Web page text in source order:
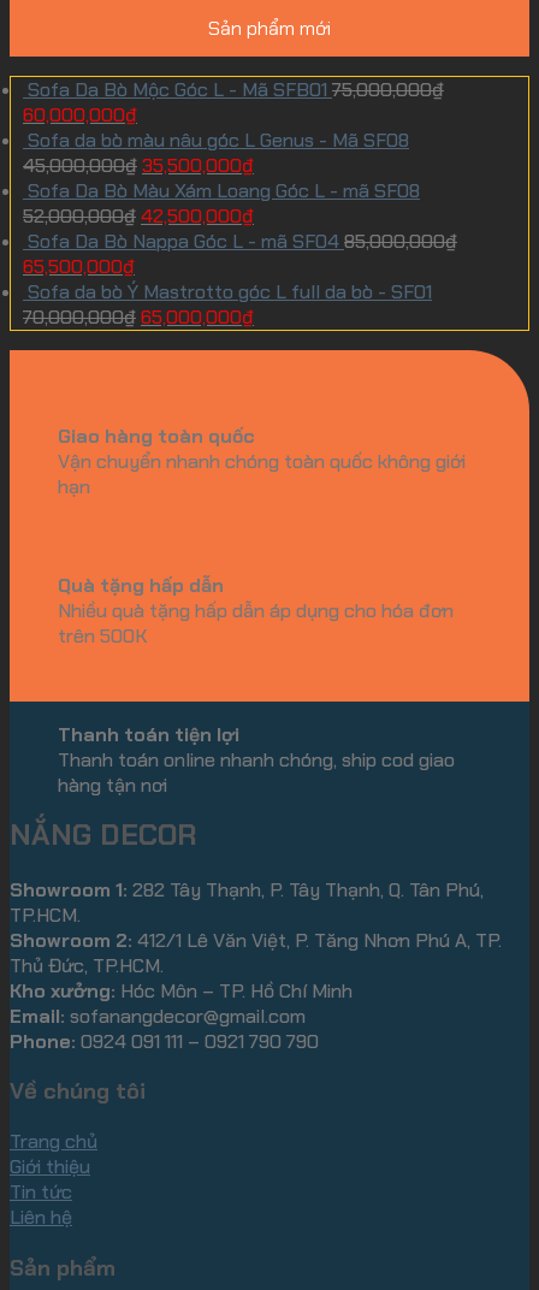
Sản phẩm mới
Sofa Da Bò Mộc Góc L - Mã SFB01 75,000,000₫
60,000,000₫
Sofa da bò màu nâu góc L Genus - Mã SF08
45,000,000₫35,500,000₫
Sofa Da Bò Màu Xám Loang Góc L - mã SF08
52,000,000₫42,500,000₫
Sofa Da Bò Nappa Góc L - mã SF0485,000,000₫
65,500,000₫
Sofa da bò Ý Mastrotto góc L full da bò - SF01
70,000,000₫65,000,000₫
Giao hàng toàn quốc
Vận chuyển nhanh chóng toàn quốc không giới
hạn
Quà tặng hấp dẫn
Nhiều quà tặng hấp dẫn áp dụng cho hóa đơn
trên 500K
Thanh toán tiện lợi
Thanh toán online nhanh chóng, ship cod giao
hàng tận nơi
NẮNG DECOR
Showroom 1: 282 Tây Thạnh, P. Tây Thạnh, Q. Tân Phú,
TP.HCM.
Showroom 2: 412/1 Lê Văn Việt, P. Tăng Nhơn Phú A, TP.
Thủ Đức, TP.HCM.
Kho xưởng: Hóc Môn – TP. Hồ Chí Minh
Email: sofanangdecor@gmail.com
Phone: 0924 091 111 – 0921 790 790
Về chúng tôi
Trang chủ
Giới thiệu
Tin tức
Liên hệ
Sản phẩm